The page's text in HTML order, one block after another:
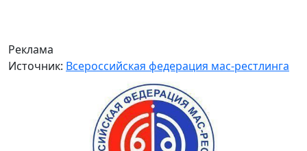
Реклама
Источник: Всероссийская федерация мас-рестлинга